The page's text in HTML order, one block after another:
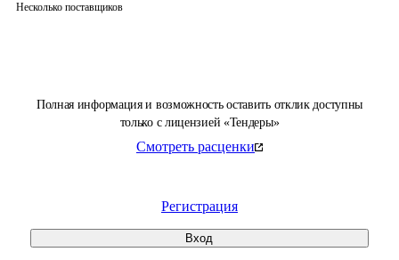
Полная информация и возможность оставить отклик доступны
только с лицензией «Тендеры»
Смотреть расценки
Регистрация
Вход
Несколько поставщиков